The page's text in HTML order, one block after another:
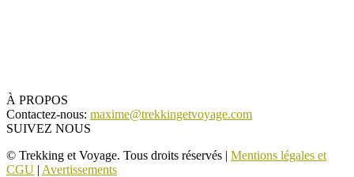
À PROPOS
Contactez-nous: maxime@trekkingetvoyage.com
SUIVEZ NOUS
© Trekking et Voyage. Tous droits réservés | Mentions légales et
CGU | Avertissements